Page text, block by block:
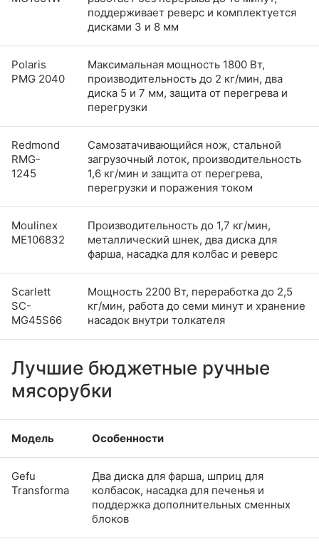
поддерживает реверс и комплектуется
дисками 3 и 8 мм
Polaris
PMG 2040
Максимальная мощность 1800 Вт,
производительность до 2 кг/мин, два
диска 5 и 7 мм, защита от перегрева и
перегрузки
Redmond
RMG-
1245
Самозатачивающийся нож, стальной
загрузочный лоток, производительность
1,6 кг/мин и защита от перегрева,
перегрузки и поражения током
Moulinex
ME106832
Производительность до 1,7 кг/мин,
металлический шнек, два диска для
фарша, насадка для колбас и реверс
Scarlett
SC-
MG45S66
Мощность 2200 Вт, переработка до 2,5
кг/мин, работа до семи минут и хранение
насадок внутри толкателя
Лучшие бюджетные ручные
мясорубки
Модель Особенности
Gefu
Transforma
Два диска для фарша, шприц для
колбасок, насадка для печенья и
поддержка дополнительных сменных
блоков